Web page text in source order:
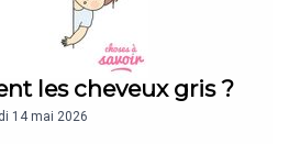
les cheveux gris ?
14 mai 2026